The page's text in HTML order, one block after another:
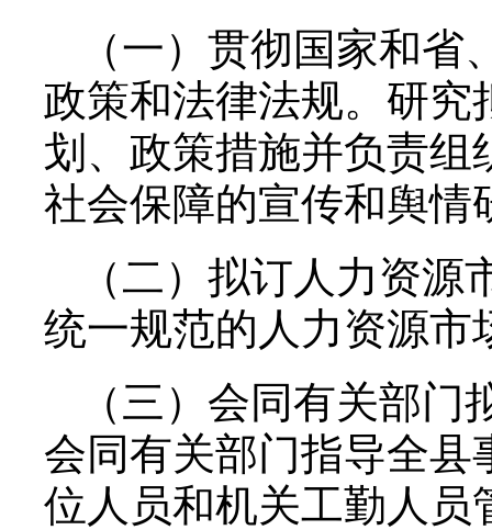
（一）贯彻国家和
政策和法律法规。研究
划、政策措施并负责组
社会保障的宣传和舆情
（二）拟订人力资
统一规范的人力资源市
（三）会同有关部
会同有关部门指导全县
位人员和机关工勤人员